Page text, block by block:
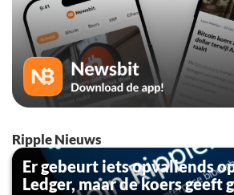
Ripple Nieuws
Er gebeurt iets opvallends
Ledger, maar de koers geeft